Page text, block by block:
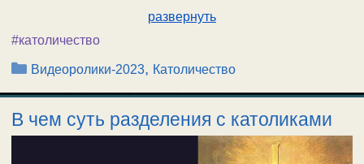
развернуть
#католичество
Рубрики
Видеоролики-2023, Католичество
В чем суть разделения с католиками